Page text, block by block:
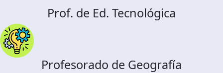
Prof. de Ed. Tecnológica
Profesorado de Geografía